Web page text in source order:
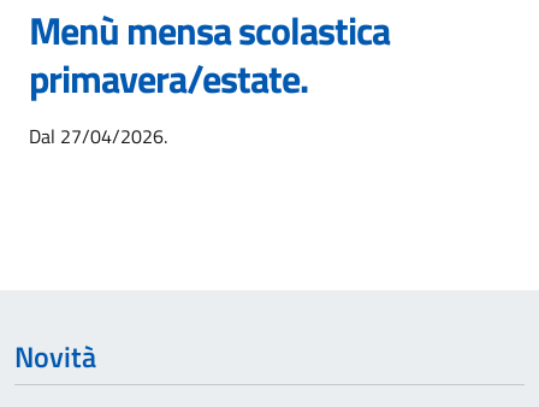
Menù mensa scolastica
primavera/estate.
Dettagli dell'argomento
Dal 27/04/2026.
Novità